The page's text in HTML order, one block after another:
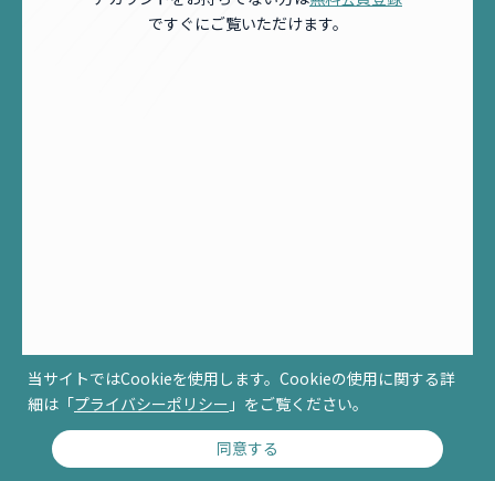
ですぐにご覧いただけます。
© RCCM ALL RIGHTS RESERVED.
当サイトではCookieを使用します。Cookieの使用に関する詳
細は「プライバシーポリシー 」をご覧ください。
同意する